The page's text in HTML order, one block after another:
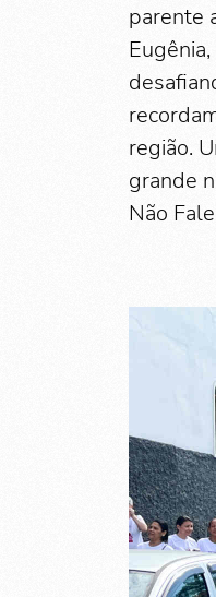
parente
região.
grande
Não